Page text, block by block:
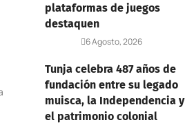
plataformas de juegos
destaquen
6 Agosto, 2026
Tunja celebra 487 años de
fundación entre su legado
muisca, la Independencia y
el patrimonio colonial